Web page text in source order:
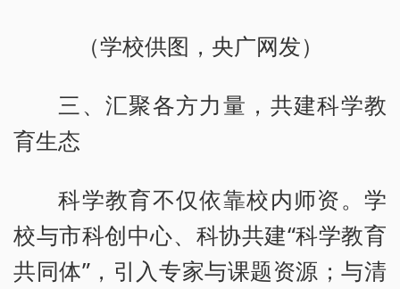
（学校供图，央广网发）
三、汇聚各方力量，共建科学教
育生态
科学教育不仅依靠校内师资。学
校与市科创中心、科协共建“科学教育
共同体”，引入专家与课题资源；与清